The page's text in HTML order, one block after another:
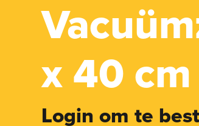
x 40 cm
Login om te